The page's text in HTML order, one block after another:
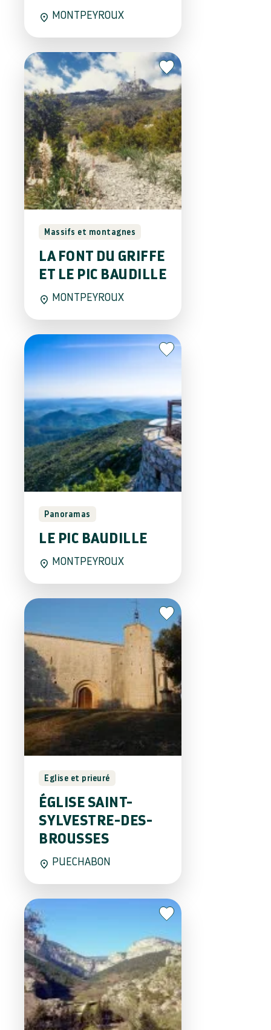
MONTPEYROUX
Massifs et montagnes
LA FONT DU GRIFFE
ET LE PIC BAUDILLE
MONTPEYROUX
Panoramas
LE PIC BAUDILLE
MONTPEYROUX
Eglise et prieuré
ÉGLISE SAINT-
SYLVESTRE-DES-
BROUSSES
PUECHABON